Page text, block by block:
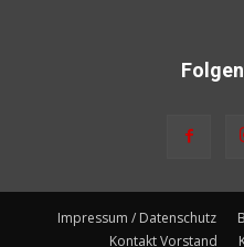
Impressum / Datenschutz
Kontakt Vorstand